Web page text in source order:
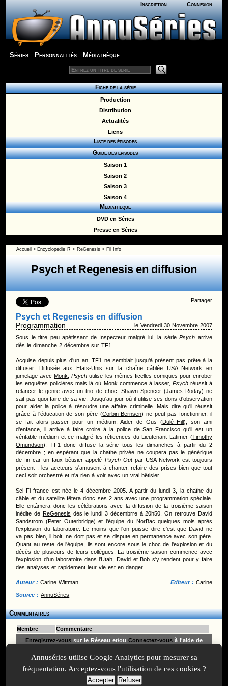
Inscription Connexion
Séries Personnalités Médiathèque
Fiche de la série
Production
Distribution
Actualités
Liens
Liste des épisodes
Guide des épisodes
Saison 1
Saison 2
Saison 3
Saison 4
Médiathèque
DVD en Séries
Presse en Séries
Accueil > Encyclopédie R > ReGenesis> Fil Info
Psych et Regenesis en diffusion
Partager
Psych et Regenesis en diffusion
le Vendredi 30 Novembre 2007
Programmation
Sous le titre peu apétissant de Inspecteur malgré lui, la sériePsych arrive
dès le dimanche 2 décembre sur TF1.
Acquise depuis plus d'un an, TF1 ne semblait jusqu'à présent pas prête à la
diffuser. Diffusée aux Etats-Unis sur la chaîne câblée USA Network en
jumelage avecMonk ,Psych utilise les mêmes ficelles comiques pour enrober
les enquêtes policières mais là où Monk commence à lasser, Psychréussit à
relancer le genre avec un trio de choc. Shawn Spencer (James Roday) ne
sait pas quoi faire de sa vie. Jusqu'au jour où il utilise ses dons d'observation
pour aider la police à résoudre une affaire criminelle. Mais dire qu'il réussit
grâce à l'éducation de son père (Corbin Bernsen) ne peut pas fonctionner, il
se fait alors passer pour un médium. Aider de Gus (Dulé Hill), son ami
d'enfance, il arrive à faire croire à la police de San Francisco qu'il est un
véritable médium et ce malgré les réticences du Lieutenant Latimer (Timothy
Omundson). TF1 donc diffuse la série tous les dimanches à partir du 2
décembre ; en espérant que la chaîne privée ne coupera pas le générique
de fin car un faux bêtisier appelé Psych Outpar USA Network est toujours
présent : les accteurs s'amusent à chanter, refaire des prises bien que tout
ceci soit orchestré et n'a rien à voir avec un vrai bêtisier.
Sci Fi france est née le 4 décembre 2005. A partir du lundi 3, la chaîne du
câble et du satellite fêtera donc ses 2 ans avec une programmation spéciale.
Elle entâmera donc les célébrations avec la diffusion de la troisième saison
inédite de ReGenesis dès le lundi 3 décembrre à 20h50. On retrouve David
Sandstrom (Peter Outerbridge) et l'équipe du NorBac quelques mois après
l'explosion du laboratoire. Le moins que l'on puisse dire c'est que David ne
va pas bien, il boit, ne dort pas et se dispute en permanence avec son père.
Quant au reste de l'équipe, ils sont encore sous le choc de l'explosion et du
décès de plusieurs de leurs collègues. La troisième saison commence avec
l'explosion d'un laboratoire dans l'Utah, David et Bob s'y rendent pour y faire
des analyses et rapidement leur vie est en danger.
Auteur :Carine Wittman Editeur : Carine
Source :AnnuSéries
Commentaires
Membre
Commentaire
Enregistrez-vous sur le Réseau et/ou Connectez-vous à l'aide de
commentaire.
ReGenesisrenouvelé pour une
quatrième saison
Les nouveautés de Sci Fi
A Propos-
Annuséries utilise Google Analytics pour mesurer sa
fréquentation. Acceptez-vous l'utilisation de ces cookies ?
Accepter Refuser